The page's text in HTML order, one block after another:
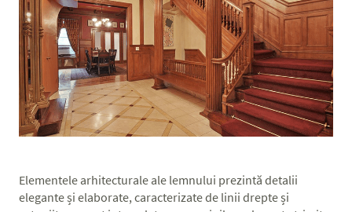
Elementele arhitecturale ale lemnului prezintă detalii
elegante și elaborate, caracterizate de linii drepte și